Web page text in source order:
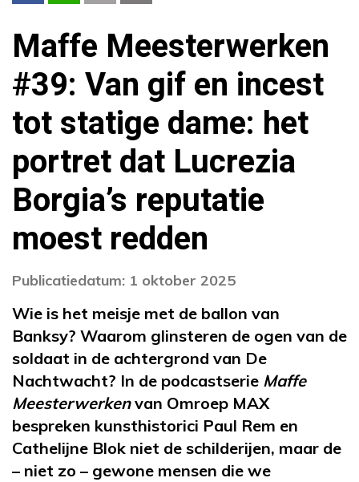
Maffe Meesterwerken
#39: Van gif en incest
tot statige dame: het
portret dat Lucrezia
Borgia’s reputatie
moest redden
Publicatiedatum: 1 oktober 2025
Wie is het meisje met de ballon van
Banksy? Waarom glinsteren de ogen van de
soldaat in de achtergrond van De
Nachtwacht? In de podcastserie Maffe
Meesterwerkenvan Omroep MAX
bespreken kunsthistorici Paul Rem en
Cathelijne Blok niet de schilderijen, maar de
– niet zo – gewone mensen die we